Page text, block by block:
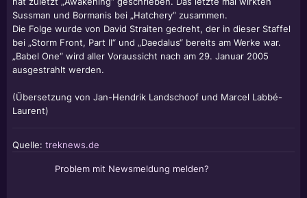
Sussman und Bormanis bei „Hatchery“ zusammen.
Die Folge wurde von David Straiten gedreht, der in dieser Staffel
bei „Storm Front, Part II“ und „Daedalus“ bereits am Werke war.
„Babel One“ wird aller Voraussicht nach am 29. Januar 2005
ausgestrahlt werden.
(Übersetzung von Jan-Hendrik Landschoof und Marcel Labbé-
Laurent)
Quelle: treknews.de
Problem mit Newsmeldung melden?